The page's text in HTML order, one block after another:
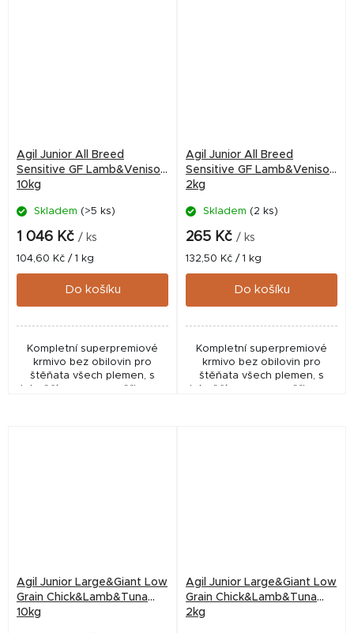
Agil Junior All Breed
Sensitive GF Lamb&Venison
10kg
Skladem (>5 ks)
1 046 Kč / ks
Měrná
cena:
104,60 Kč / 1 kg
Do košíku
Kompletní superpremiové
krmivo bez obilovin pro
štěňata všech plemen, s
jehněčím masem, zvěřinou a
Agil Junior All Breed
Sensitive GF Lamb&Venison
2kg
Skladem (2 ks)
265 Kč / ks
Měrná
cena:
132,50 Kč / 1 kg
Do košíku
Kompletní superpremiové
krmivo bez obilovin pro
štěňata všech plemen, s
jehněčím masem, zvěřinou a
Agil Junior Large&Giant Low
Grain Chick&Lamb&Tuna
10kg
Agil Junior Large&Giant Low
Grain Chick&Lamb&Tuna
2kg